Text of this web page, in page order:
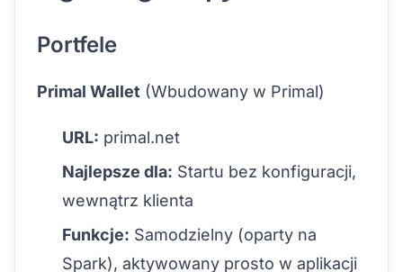
Portfele
Primal Wallet (Wbudowany w Primal)
URL: primal.net
Najlepsze dla: Startu bez konfiguracji,
wewnątrz klienta
Funkcje: Samodzielny (oparty na
Spark), aktywowany prosto w aplikacji